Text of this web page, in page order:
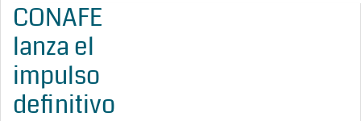
CONAFE
lanza el
impulso
definitivo